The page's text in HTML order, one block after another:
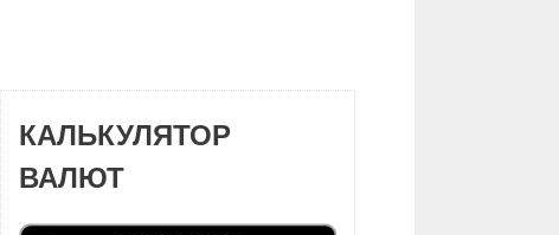
КАЛЬКУЛЯТОР
ВАЛЮТ